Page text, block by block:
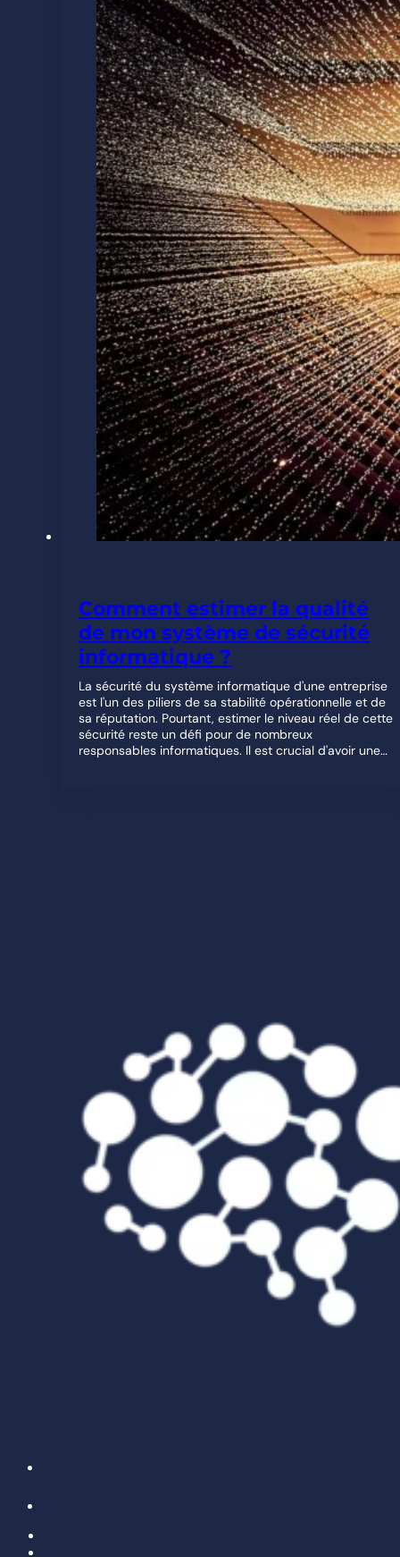
Comment estimer la qualité
de mon système de sécurité
informatique ?
La sécurité du système informatique d'une entreprise
est l'un des piliers de sa stabilité opérationnelle et de
sa réputation. Pourtant, estimer le niveau réel de cette
sécurité reste un défi pour de nombreux
responsables informatiques. Il est crucial d'avoir une…